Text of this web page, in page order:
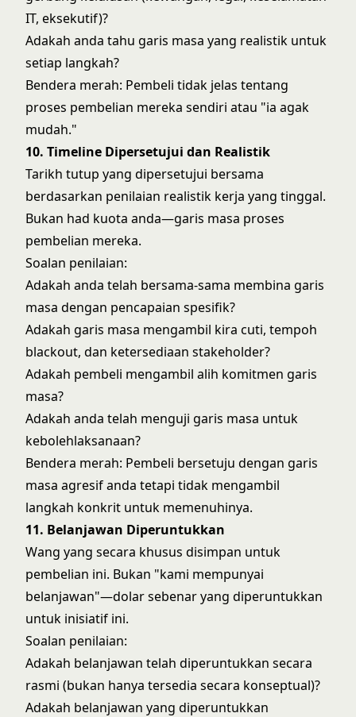
IT, eksekutif)?
Adakah anda tahu garis masa yang realistik untuk
setiap langkah?
Bendera merah: Pembeli tidak jelas tentang
proses pembelian mereka sendiri atau "ia agak
mudah."
10. Timeline Dipersetujui dan Realistik
Tarikh tutup yang dipersetujui bersama
berdasarkan penilaian realistik kerja yang tinggal.
Bukan had kuota anda—garis masa proses
pembelian mereka.
Soalan penilaian:
Adakah anda telah bersama-sama membina garis
masa dengan pencapaian spesifik?
Adakah garis masa mengambil kira cuti, tempoh
blackout, dan ketersediaan stakeholder?
Adakah pembeli mengambil alih komitmen garis
masa?
Adakah anda telah menguji garis masa untuk
kebolehlaksanaan?
Bendera merah: Pembeli bersetuju dengan garis
masa agresif anda tetapi tidak mengambil
langkah konkrit untuk memenuhinya.
11. Belanjawan Diperuntukkan
Wang yang secara khusus disimpan untuk
pembelian ini. Bukan "kami mempunyai
belanjawan"—dolar sebenar yang diperuntukkan
untuk inisiatif ini.
Soalan penilaian:
Adakah belanjawan telah diperuntukkan secara
rasmi (bukan hanya tersedia secara konseptual)?
Adakah belanjawan yang diperuntukkan